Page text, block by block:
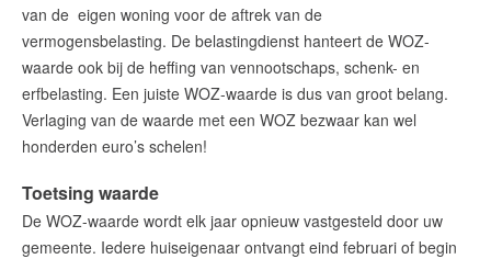
van de eigen woning voor de aftrek van de
vermogensbelasting. De belastingdienst hanteert de WOZ-
waarde ook bij de heffing van vennootschaps­, schenk- en
erfbelasting. Een juiste WOZ-waarde is dus van groot belang.
Verlaging van de waarde met een WOZ bezwaar kan wel
honderden euro’s schelen!
Toetsing waarde
De WOZ-waarde wordt elk jaar opnieuw vastgesteld door uw
gemeente. Iedere huiseigenaar ontvangt eind februari of begin